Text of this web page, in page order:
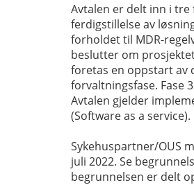
Avtalen er delt inn i tre
ferdigstillelse av
forholdet til MDR-
beslutter om
foretas en oppstart av
forvaltningsfase. Fase
Avtalen gjelder
(Software as a service).
Sykehuspartner/OUS
juli 2022. Se
begrunnelsen er delt